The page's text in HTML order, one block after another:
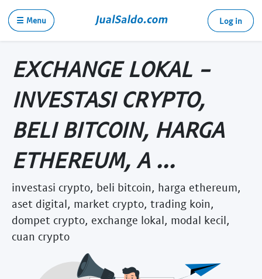
☰ Menu Log in
EXCHANGE LOKAL -
INVESTASI CRYPTO,
BELI BITCOIN, HARGA
ETHEREUM, A ...
investasi crypto, beli bitcoin, harga ethereum,
aset digital, market crypto, trading koin,
dompet crypto, exchange lokal, modal kecil,
cuan crypto